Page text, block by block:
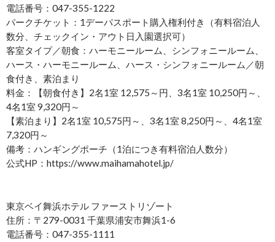
電話番号：047-355-1222
パークチケット：1デーパスポート購入権利付き（有料宿泊人
数分、チェックイン・アウト日入園選択可）
客室タイプ／朝食：ハーモニールーム、シンフォニールーム、
ハース・ハーモニールーム、ハース・シンフォニールーム／朝
食付き、素泊まり
料金：【朝食付き】2名1室 12,575～円、3名1室 10,250円～、
4名1室 9,320円～
【素泊まり】2名1室 10,575円～、3名1室 8,250円～、4名1室
7,320円～
備考：ハンギングポーチ（1泊につき有料宿泊人数分）
公式HP：https://www.maihamahotel.jp/
東京ベイ舞浜ホテル ファーストリゾート
住所：〒279-0031 千葉県浦安市舞浜1-6
電話番号：047-355-1111